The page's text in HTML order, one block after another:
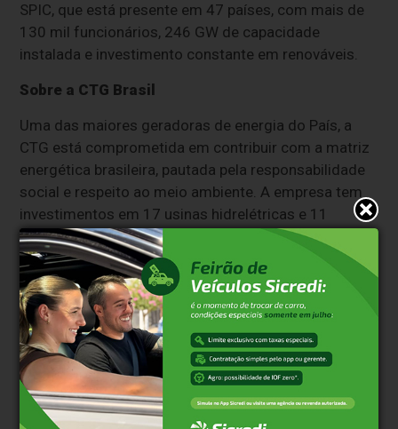
SPIC, que está presente em 47 países, com mais de
130 mil funcionários, 246 GW de capacidade
instalada e investimento constante em renováveis.
Sobre a CTG Brasil
Uma das maiores geradoras de energia do País, a
CTG está comprometida em contribuir com a matriz
energética brasileira, pautada pela responsabilidade
social e respeito ao meio ambiente. A empresa tem
investimentos em 17 usinas hidrelétricas e 11
parques eólicos, com capacidade instalada total de
8,3 GW. Criada em 2013, é indireta da China Three
Gorges Corporation, uma das líderes globais em
geração de energia limpa.
Sobre a Dellarte
Atuando na área da música clássica, jazz e artes
performáticas há 40 anos, a Dellarte já realizou mais
de 1.500 apresentações para mais de 3 milhões de